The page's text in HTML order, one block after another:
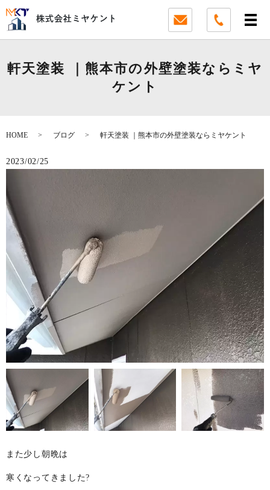
軒天塗装 ｜熊本市の外壁塗装ならミヤ
ケント
HOME ブログ 軒天塗装 ｜熊本市の外壁塗装ならミヤケント
2023/02/25
また少し朝晩は
寒くなってきました?